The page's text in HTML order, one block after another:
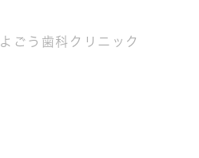
よごう歯科クリニック